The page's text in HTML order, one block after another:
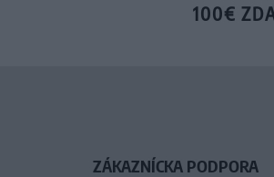
100€
ZÁKAZNÍCKA PODPORA